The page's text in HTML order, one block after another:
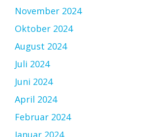
November 2024
Oktober 2024
August 2024
Juli 2024
Juni 2024
April 2024
Februar 2024
Januar 2024